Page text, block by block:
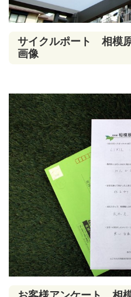
サイクルポート 相模
画像